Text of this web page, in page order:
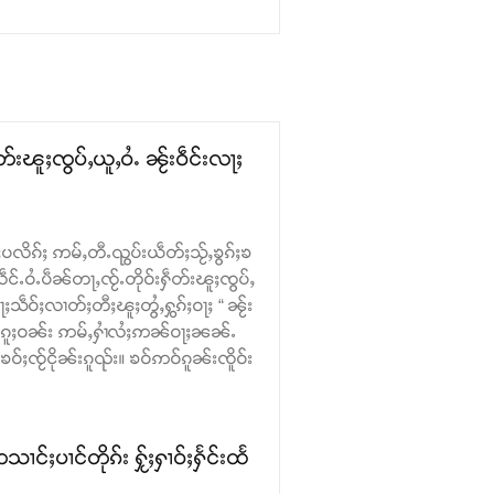
ႈၸွပ်ႇယူႇဝႆႉ ၼႂ်းဝဵင်းလႃႈ
လိၵ်ႈ ဢမ်ႇတီႉၺွပ်းယဵတ်ႈသႂ်ႇၶွၵ်ႈၶ
ဝႆႉပဵၼ်တႃႇၸႂ်ႉတိုဝ်းႁဵတ်းၽူႈၸွပ်ႇ
ဝ်ႈလၢတ်ႈတီႈၽူႈတွႆႇႁွၵ်ႈဝႃႈ “ ၼႂ်း
ႈဝၼ်း ဢမ်ႇႁၢႆလႆႈဢၼ်ဝႃႈၼၼ်ႉ
ဝ်ႈၸႂ်ငိုၼ်းၵူၺ်း။ ၶဝ်ဢဝ်ၵူၼ်းၸိူဝ်း
ႈပၢင်တိုၵ်း ႁႂ်ႈႁၢဝ်ႈႁႅင်းထႅ